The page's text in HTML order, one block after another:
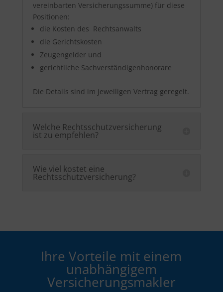
vereinbarten Versicherungssumme) für diese
Positionen:
die Kosten des Rechtsanwalts
die Gerichtskosten
Zeugengelder und
gerichtliche Sachverständigenhonorare
Die Details sind im jeweiligen Vertrag geregelt.
Welche Rechtsschutzversicherung
ist zu empfehlen?
Wie viel kostet eine
Rechtsschutzversicherung?
Ihre Vorteile mit einem
unabhängigem
Versicherungsmakler